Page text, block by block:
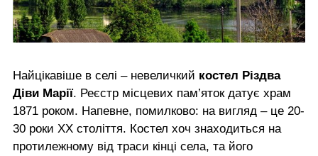
Найцікавіше в селі – невеличкий костел Різдва
Діви Марії. Реєстр місцевих пам’яток датує храм
1871 роком. Напевне, помилково: на вигляд – це 20-
30 роки ХХ століття. Костел хоч знаходиться на
протилежному від траси кінці села, та його